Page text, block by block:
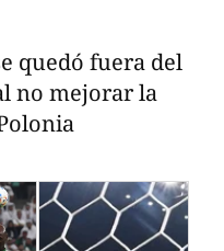
quedó fuera del
no mejorar la